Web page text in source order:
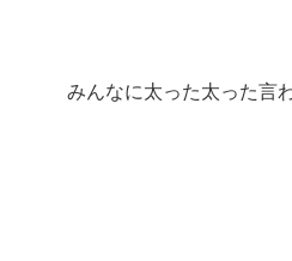
みんなに太った太った言